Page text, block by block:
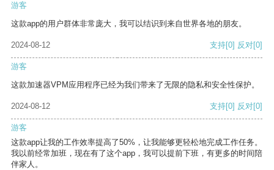
游客
这款app的用户群体非常庞大，我可以结识到来自世界各地的朋友。
2024-08-12 支持[0] 反对[0]
游客
这款加速器VPM应用程序已经为我们带来了无限的隐私和安全性保护。
2024-08-12 支持[0] 反对[0]
游客
这款app让我的工作效率提高了50%，让我能够更轻松地完成工作任务。
我以前经常加班，现在有了这个app，我可以提前下班，有更多的时间陪
伴家人。